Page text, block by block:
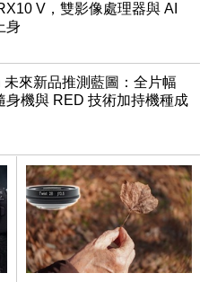
V，雙影像處理器與 AI
身
未來新品推測藍圖：全片幅
身機與 RED 技術加持機種成